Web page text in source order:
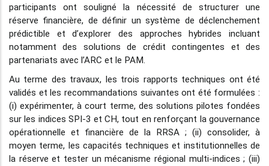
participants ont souligné la nécessité de structurer une
réserve financière, de définir un système de déclenchement
prédictible et d’explorer des approches hybrides incluant
notamment des solutions de crédit contingentes et des
partenariats avec l’ARC et le PAM.
Au terme des travaux, les trois rapports techniques ont été
validés et les recommandations suivantes ont été formulées :
(i) expérimenter, à court terme, des solutions pilotes fondées
sur les indices SPI-3 et CH, tout en renforçant la gouvernance
opérationnelle et financière de la RRSA ; (ii) consolider, à
moyen terme, les capacités techniques et institutionnelles de
la réserve et tester un mécanisme régional multi-indices ; (iii)